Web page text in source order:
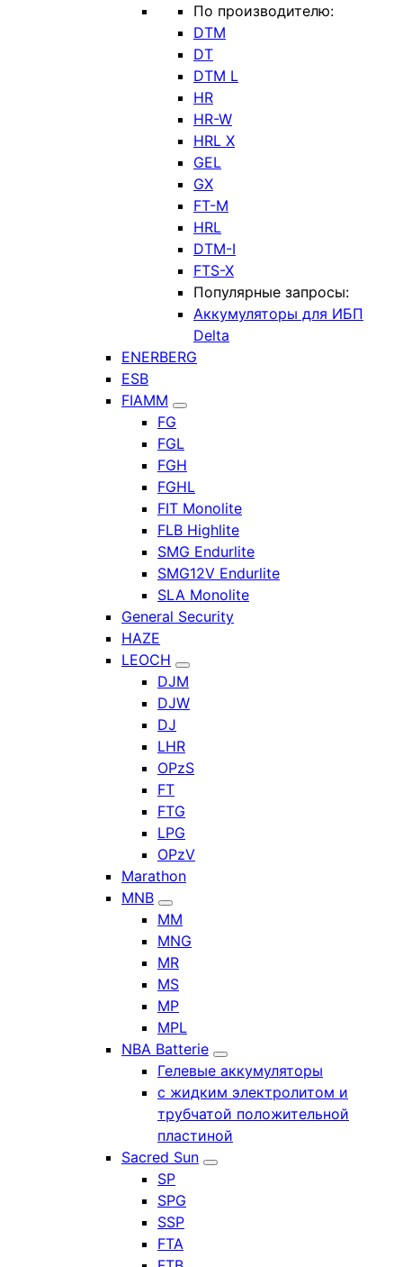
По производителю:
DTM
DT
DTM L
HR
HR-W
HRL X
GEL
GX
FT-M
HRL
DTM-I
FTS-X
Популярные запросы:
Аккумуляторы для ИБП
Delta
ENERBERG
ESB
FIAMM
FG
FGL
FGH
FGHL
FIT Monolite
FLB Highlite
SMG Endurlite
SMG12V Endurlite
SLA Monolite
General Security
HAZE
LEOCH
DJM
DJW
DJ
LHR
OPzS
FT
FTG
LPG
OPzV
Marathon
MNB
MM
MNG
MR
MS
MP
MPL
NBA Batterie
Гелевые аккумуляторы
с жидким электролитом и
трубчатой положительной
пластиной
Sacred Sun
SP
SPG
SSP
FTA